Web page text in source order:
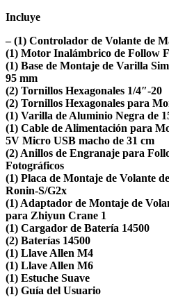
Incluye
– (1) Controlador de Volante de
(1) Motor Inalámbrico de Follow
(1) Base de Montaje de Varilla
95 mm
(2) Tornillos Hexagonales 1/4″-20
(2) Tornillos Hexagonales para
(1) Varilla de Aluminio Negra de
(1) Cable de Alimentación para
5V Micro USB macho de 31 cm
(2) Anillos de Engranaje para
Fotográficos
(1) Placa de Montaje de Volante
Ronin-S/G2x
(1) Adaptador de Montaje de
para Zhiyun Crane 1
(1) Cargador de Batería 14500
(2) Baterías 14500
(1) Llave Allen M4
(1) Llave Allen M6
(1) Estuche Suave
(1) Guía del Usuario